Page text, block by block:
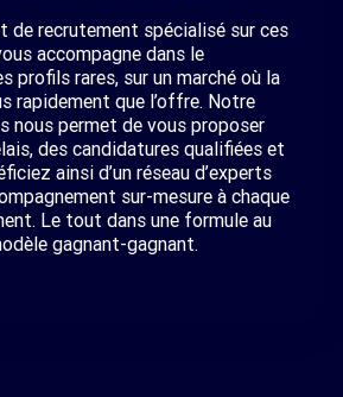
de recrutement spécialisé sur ces
accompagne dans le
profils rares, sur un marché où la
rapidement que l’offre. Notre
nous permet de vous proposer
des candidatures qualifiées et
ainsi d’un réseau d’experts
sur-mesure à chaque
Le tout dans une formule au
gagnant-gagnant.